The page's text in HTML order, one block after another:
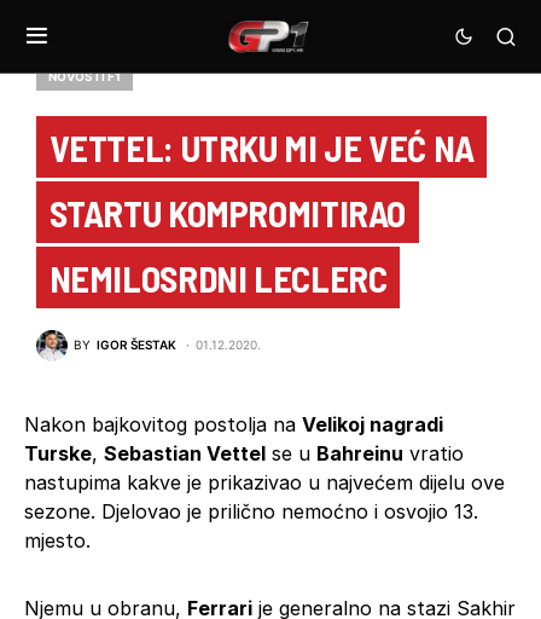
NOVOSTI F1
VETTEL: UTRKU MI JE VEĆ NA
STARTU KOMPROMITIRAO
NEMILOSRDNI LECLERC
BY IGOR ŠESTAK 01.12.2020.
Nakon bajkovitog postolja na Velikoj nagradi
Turske, Sebastian Vettel se u Bahreinu vratio
nastupima kakve je prikazivao u najvećem dijelu ove
sezone. Djelovao je prilično nemoćno i osvojio 13.
mjesto.
Njemu u obranu, Ferrari je generalno na stazi Sakhir